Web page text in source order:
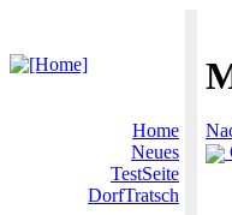
Home
Neues
TestSeite
DorfTratsch